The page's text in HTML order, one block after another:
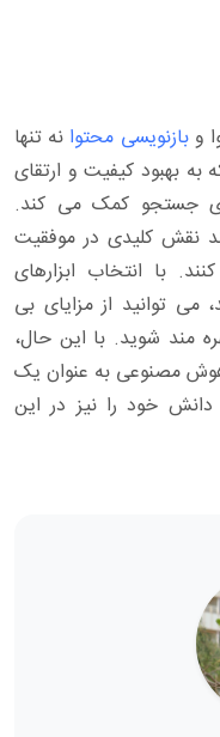
وبازنویسی محتوا نه تنها
بهبود کیفیت و ارتقای
جستجو کمک می کند.
نقش کلیدی در موفقیت
با انتخاب ابزارهای
توانید از مزایای بی
مند شوید. با این حال،
هوش مصنوعی به عنوان یک
دانش خود را نیز در این